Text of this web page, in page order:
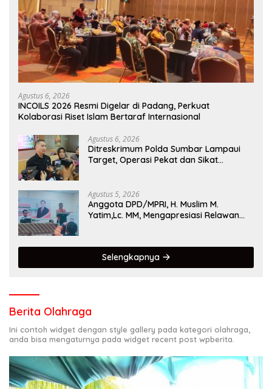
Agustus 6, 2026
INCOILS 2026 Resmi Digelar di Padang, Perkuat
Kolaborasi Riset Islam Bertaraf Internasional
Agustus 6, 2026
Ditreskrimum Polda Sumbar Lampaui
Target, Operasi Pekat dan Sikat
Agustus 5, 2026
Anggota DPD/MPRI, H. Muslim M.
Yatim,Lc. MM, Mengapresiasi Relawan
Selengkapnya
Berita Olahraga
Ini contoh widget dengan style gallery pada kategori olahraga,
anda bisa mengaturnya pada widget recent post wpberita.